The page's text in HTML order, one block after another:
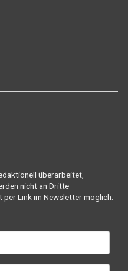
überarbeitet,
nicht an Dritte
Link im Newsletter möglich.